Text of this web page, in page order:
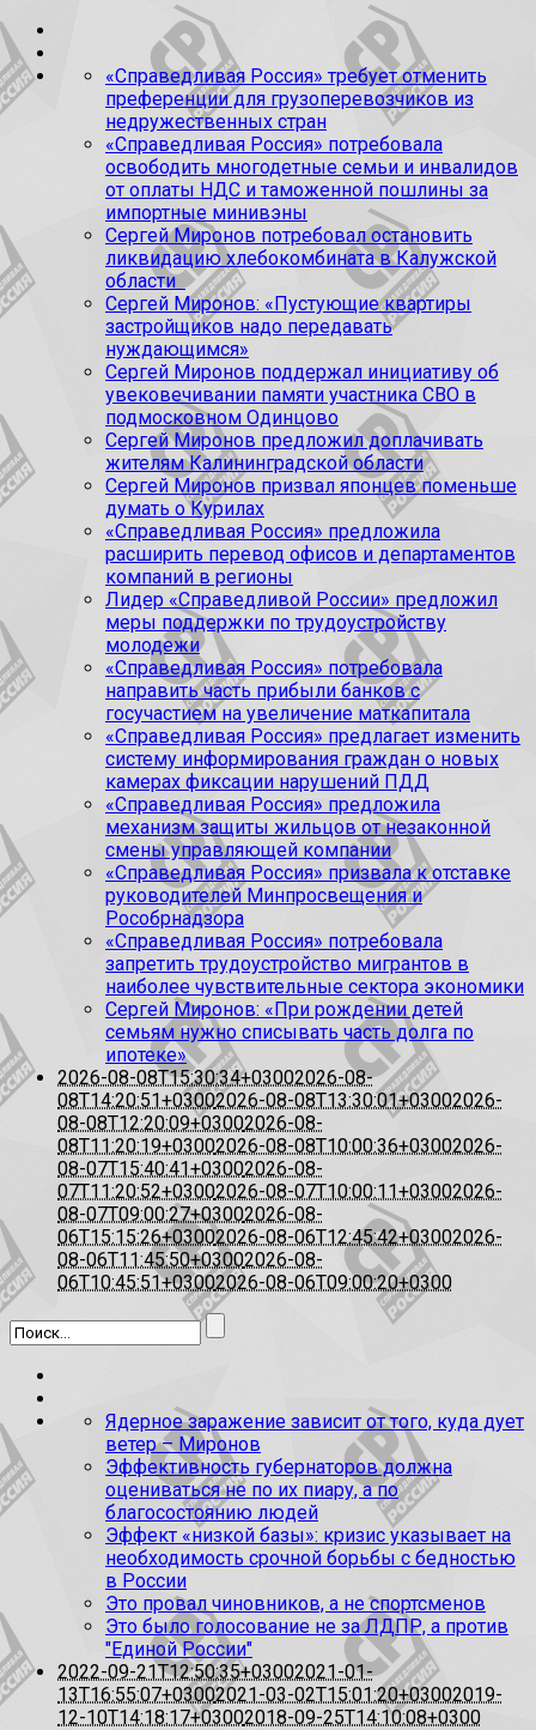
«Справедливая Россия» требует отменить
преференции для грузоперевозчиков из
недружественных стран
«Справедливая Россия» потребовала
освободить многодетные семьи и инвалидов
от оплаты НДС и таможенной пошлины за
импортные минивэны
Сергей Миронов потребовал остановить
ликвидацию хлебокомбината в Калужской
области
Сергей Миронов: «Пустующие квартиры
застройщиков надо передавать
нуждающимся»
Сергей Миронов поддержал инициативу об
увековечивании памяти участника СВО в
подмосковном Одинцово
Сергей Миронов предложил доплачивать
жителям Калининградской области
Сергей Миронов призвал японцев поменьше
думать о Курилах
«Справедливая Россия» предложила
расширить перевод офисов и департаментов
компаний в регионы
Лидер «Справедливой России» предложил
меры поддержки по трудоустройству
молодежи
«Справедливая Россия» потребовала
направить часть прибыли банков с
госучастием на увеличение маткапитала
«Справедливая Россия» предлагает изменить
систему информирования граждан о новых
камерах фиксации нарушений ПДД
«Справедливая Россия» предложила
механизм защиты жильцов от незаконной
смены управляющей компании
«Справедливая Россия» призвала к отставке
руководителей Минпросвещения и
Рособрнадзора
«Справедливая Россия» потребовала
запретить трудоустройство мигрантов в
наиболее чувствительные сектора экономики
Сергей Миронов: «При рождении детей
семьям нужно списывать часть долга по
ипотеке»
2026-08-08T15:30:34+03002026-08-
08T14:20:51+03002026-08-08T13:30:01+03002026-
08-08T12:20:09+03002026-08-
08T11:20:19+03002026-08-08T10:00:36+03002026-
08-07T15:40:41+03002026-08-
07T11:20:52+03002026-08-07T10:00:11+03002026-
08-07T09:00:27+03002026-08-
06T15:15:26+03002026-08-06T12:45:42+03002026-
08-06T11:45:50+03002026-08-
06T10:45:51+03002026-08-06T09:00:20+0300
Ядерное заражение зависит от того, куда дует
ветер – Миронов
Эффективность губернаторов должна
оцениваться не по их пиару, а по
благосостоянию людей
Эффект «низкой базы»: кризис указывает на
необходимость срочной борьбы с бедностью
в России
Это провал чиновников, а не спортсменов
Это было голосование не за ЛДПР, а против
"Единой России"
2022-09-21T12:50:35+03002021-01-
13T16:55:07+03002021-03-02T15:01:20+03002019-
12-10T14:18:17+03002018-09-25T14:10:08+0300